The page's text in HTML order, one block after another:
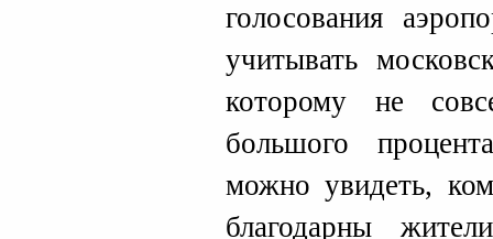
голосования
учитывать
которому не
большого
можно увидеть,
благодарны